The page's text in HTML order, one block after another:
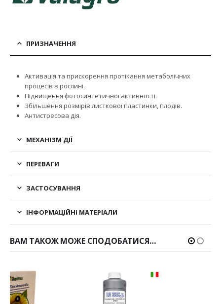
ПРИЗНАЧЕННЯ
Активація та прискорення протікання метаболічних
процесів в рослині.
Підвищення фотосинтетичної активності.
Збільшення розмірів листкової пластинки, плодів.
Антистресова дія.
МЕХАНІЗМ ДІЇ
ПЕРЕВАГИ
ЗАСТОСУВАННЯ
ІНФОРМАЦІЙНІ МАТЕРІАЛИ
ВАМ ТАКОЖ МОЖЕ СПОДОБАТИСЯ…